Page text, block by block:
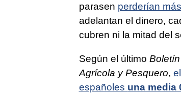
parasen perderían
adelantan el dinero,
cubren ni la mitad del
Según el último
Agrícola y Pesquero,
españoles una media